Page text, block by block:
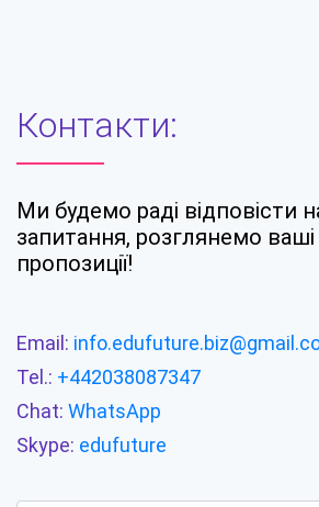
Контакти:
Ми будемо раді відповісти
запитання, розглянемо ваші
пропозиції!
Email:
Tel.: +442038087347
Chat: WhatsApp
Skype: edufuture